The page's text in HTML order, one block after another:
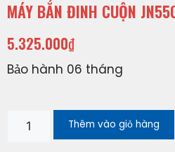
MÁY BẮN ĐINH CUỘN
5.325.000₫
Bảo hành 06 tháng
Thêm vào giỏ hàng